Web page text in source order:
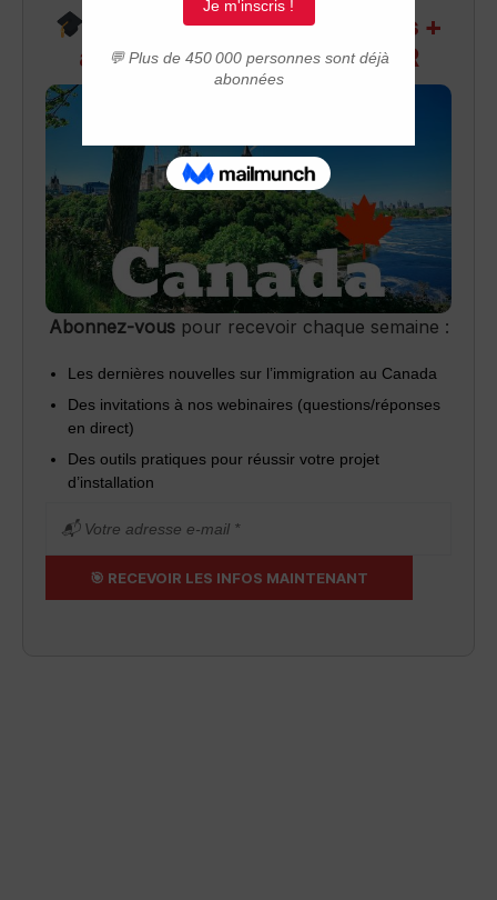
Recevez infos exclusives +
accès aux webinaires Q&R
Abonnez-vouspour recevoir chaque semaine :
Les dernières nouvelles sur l’immigration au Canada
Des invitations à nos webinaires (questions/réponses
en direct)
Des outils pratiques pour réussir votre projet
d’installation